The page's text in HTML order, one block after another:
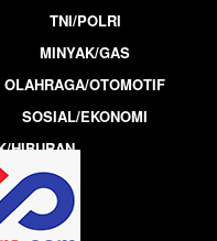
TNI/POLRI
MINYAK/GAS
OLAHRAGA/OTOMOTIF
SOSIAL/EKONOMI
HIBURAN